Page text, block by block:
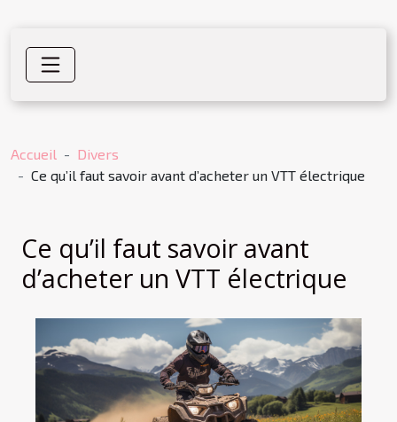
Accueil
Divers
Ce qu’il faut savoir avant d’acheter un VTT électrique
Ce qu’il faut savoir avant
d’acheter un VTT électrique